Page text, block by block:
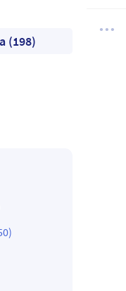
(198)